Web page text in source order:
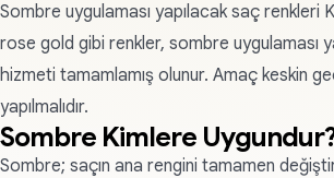
Sombre uygulaması yapılacak saç renkleri
rose gold gibi renkler, sombre uygulaması
hizmeti tamamlamış olunur. Amaç keskin
yapılmalıdır.
Sombre Kimlere
Sombre; saçın ana rengini tamamen